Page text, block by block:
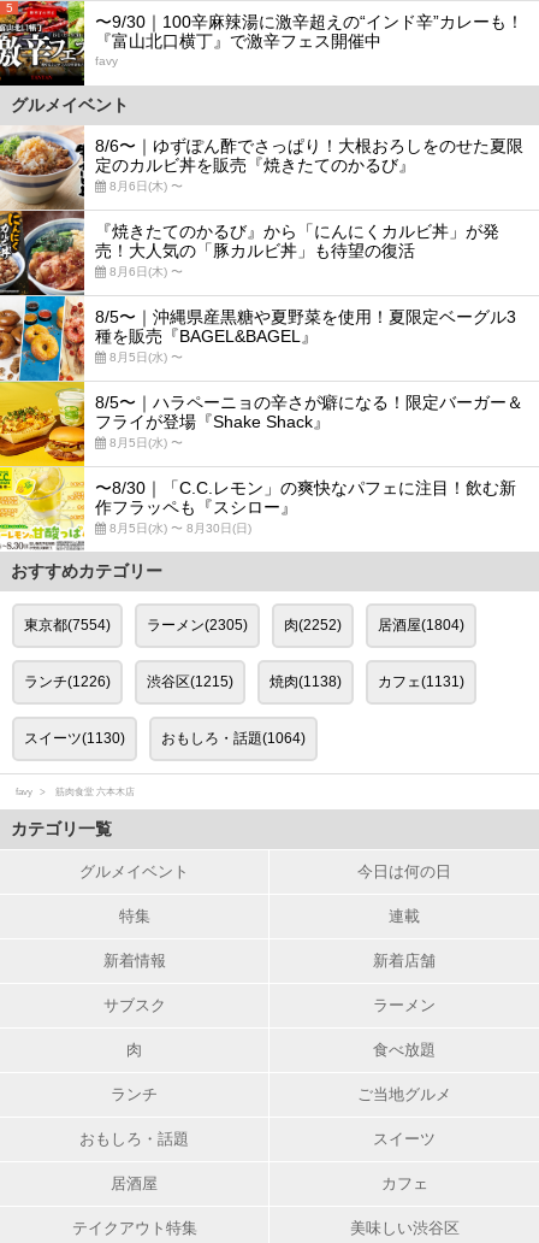
5
〜9/30｜100辛麻辣湯に激辛超えの“インド辛”カレーも！
『富山北口横丁』で激辛フェス開催中
favy
グルメイベント
8/6〜｜ゆずぽん酢でさっぱり！大根おろしをのせた夏限
定のカルビ丼を販売『焼きたてのかるび』
8月6日(木) 〜
『焼きたてのかるび』から「にんにくカルビ丼」が発
売！大人気の「豚カルビ丼」も待望の復活
8月6日(木) 〜
8/5〜｜沖縄県産黒糖や夏野菜を使用！夏限定ベーグル3
種を販売『BAGEL&BAGEL』
8月5日(水) 〜
8/5〜｜ハラペーニョの辛さが癖になる！限定バーガー＆
フライが登場『Shake Shack』
8月5日(水) 〜
〜8/30｜「C.C.レモン」の爽快なパフェに注目！飲む新
作フラッペも『スシロー』
8月5日(水) 〜 8月30日(日)
おすすめカテゴリー
東京都(7554) ラーメン(2305) 肉(2252) 居酒屋(1804)
ランチ(1226) 渋谷区(1215) 焼肉(1138) カフェ(1131)
スイーツ(1130) おもしろ・話題(1064)
favy 筋肉食堂 六本木店
カテゴリ一覧
グルメイベント 今日は何の日
特集 連載
新着情報 新着店舗
サブスク ラーメン
肉 食べ放題
ランチ ご当地グルメ
おもしろ・話題 スイーツ
居酒屋 カフェ
テイクアウト特集 美味しい渋谷区